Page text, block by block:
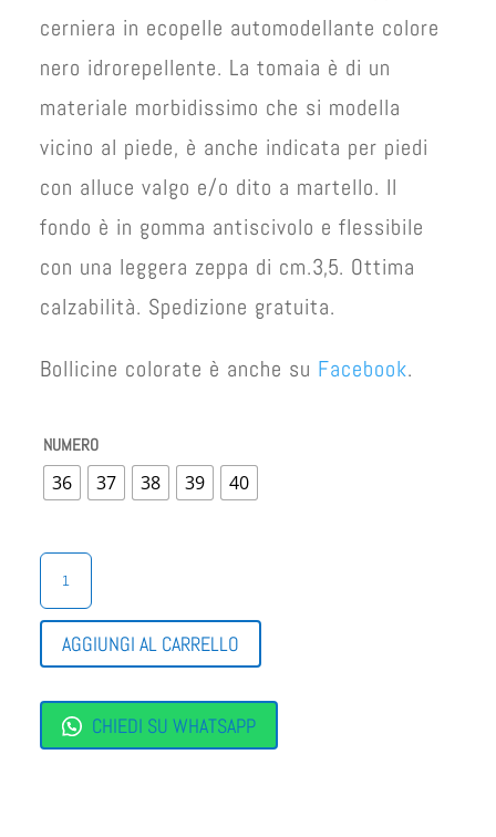
cerniera in ecopelle automodellante colore
nero idrorepellente. La tomaia è di un
materiale morbidissimo che si modella
vicino al piede, è anche indicata per piedi
con alluce valgo e/o dito a martello. Il
fondo è in gomma antiscivolo e flessibile
con una leggera zeppa di cm.3,5. Ottima
calzabilità. Spedizione gratuita.
Bollicine colorate è anche su Facebook.
NUMERO
36 37 38 39 40
CINZIA
SOFT
TRONCHETTO
MORBIDO
QUANTITÀ
AGGIUNGI AL CARRELLO
CHIEDI SU WHATSAPP